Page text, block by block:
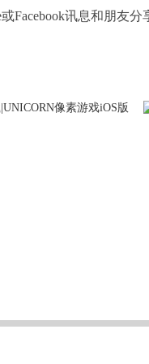
Facebook讯息和朋友分